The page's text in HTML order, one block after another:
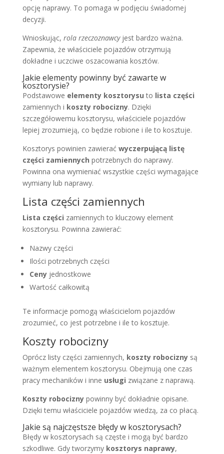
opcję naprawy. To pomaga w podjęciu świadomej
decyzji.
Wnioskując, rola rzeczoznawcyjest bardzo ważna.
Zapewnia, że właściciele pojazdów otrzymują
dokładne i uczciwe oszacowania kosztów.
Jakie elementy powinny być zawarte w
kosztorysie?
Podstawowe elementy kosztorysu to lista części
zamiennych i koszty robocizny. Dzięki
szczegółowemu kosztorysu, właściciele pojazdów
lepiej zrozumieją, co będzie robione i ile to kosztuje.
Kosztorys powinien zawierać wyczerpującą listę
części zamiennych potrzebnych do naprawy.
Powinna ona wymieniać wszystkie części wymagające
wymiany lub naprawy.
Lista części zamiennych
Lista części zamiennych to kluczowy element
kosztorysu. Powinna zawierać:
Nazwy części
Ilości potrzebnych części
Cenyjednostkowe
Wartość całkowitą
Te informacje pomogą właścicielom pojazdów
zrozumieć, co jest potrzebne i ile to kosztuje.
Koszty robocizny
Oprócz listy części zamiennych, koszty robociznysą
ważnym elementem kosztorysu. Obejmują one czas
pracy mechaników i inne usługi związane z naprawą.
Koszty robociznypowinny być dokładnie opisane.
Dzięki temu właściciele pojazdów wiedzą, za co płacą.
Jakie są najczęstsze błędy w kosztorysach?
Błędy w kosztorysach są częste i mogą być bardzo
szkodliwe. Gdy tworzymy kosztorys naprawy,